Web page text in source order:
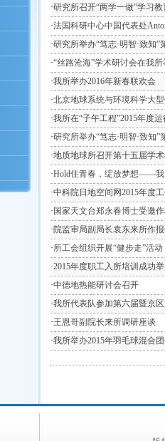
·研究所召开“两学一做”学习
·法国科研中心中国代表处
·研究所举办“笃志·明智·致知
·“丝路沧海”学术研讨会在我所
·我所举办2016年新春联欢会
·北京地球系统与环境科学大
·我所在“子午工程”2015年度
·研究所举办“笃志·明智·致知
·地质地球所召开第十五届学
·Hold住青春，绽放梦想——我
·中科院日地空间网2015年度
· 国家天文台郑永春博士受邀
·院监审局副局长袁东来所作
·所工会组织开展“健步走”活动
·2015年度职工入所培训成功
·中德地热能研讨会召开
·我所代表队参加第六届暨京
·王恩哥副院长来所调研座谈
·我所举办2015年羽毛球混合